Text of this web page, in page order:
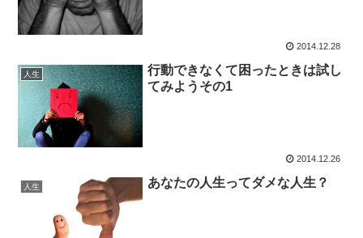
2014.12.28
人生
行動できなくて困ったときは試し
てみようその1
2014.12.26
人生 あなたの人生ってダメな人生？